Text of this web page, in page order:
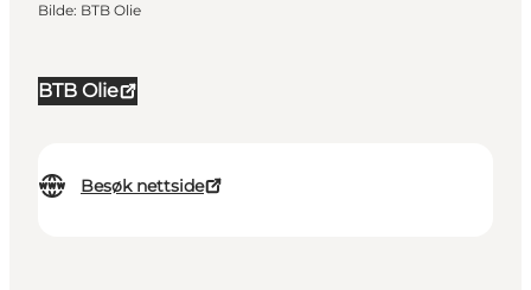
BTB Olie
Besøk nettside
Bilde: BTB Olie